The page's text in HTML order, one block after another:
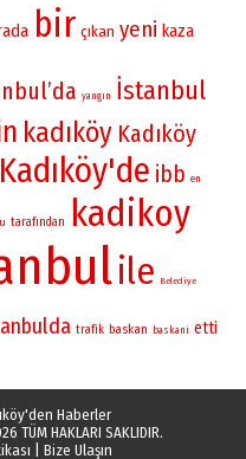
bir çıkan yeni kaza
yangın İstanbul
kadıköy Kadıköy
Kadıköy'de ibb en
tarafından kadikoy
ile Belediye
trafik baskan baskani etti
Haberler
TÜM HAKLARI SAKLIDIR.
Bize Ulaşın